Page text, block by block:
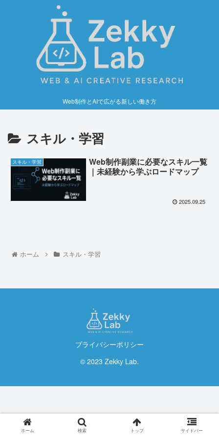
Web制作とAIで広がる新しい働き方
スキル・学習
スキル・学習
Web制作副業に必要なスキル一覧
｜未経験から学ぶロードマップ
2025.09.25
ホーム スキル・学習
プライバシーポリシー
© 2023 Zekky Lab.
ホーム 検索 トップ サイドバー